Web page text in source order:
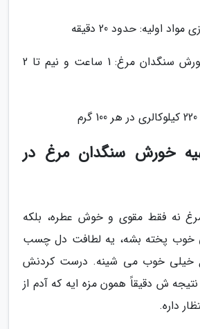
اولیه: حدود 20 دقیقه
مدت زمان پخت خورش سنگدان مرغ: 1 ساعت و نیم تا 2
خورش سنگدان مرغ در
نه فقط مقوی و خوش عطره، بلکه
خوب پخته بشه، یه لطافت دل چسب
خیلی خوب می شینه. درست کردنش
ش دقیقاً همون مزه ایه که آدم از
داره.